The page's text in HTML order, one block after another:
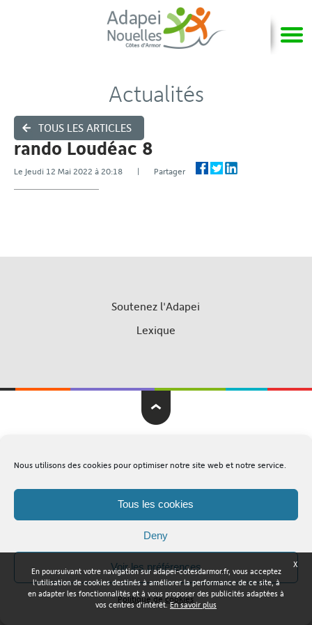
Nous utilisons des cookies pour optimiser notre site web et notre service.
Tous les cookies
Deny
Voir les préférences
Politique de cookies
TOUS LES ARTICLES
Actualités
rando Loudéac 8
Le Jeudi 12 Mai 2022 à 20:18 | Partager
Soutenez l'Adapei
Lexique
X
En poursuivant votre navigation sur adapei-cotesdarmor.fr, vous acceptez
l'utilisation de cookies destinés à améliorer la performance de ce site, à
en adapter les fonctionnalités et à vous proposer des publicités adaptées à
vos centres d'intérêt.En savoir plus